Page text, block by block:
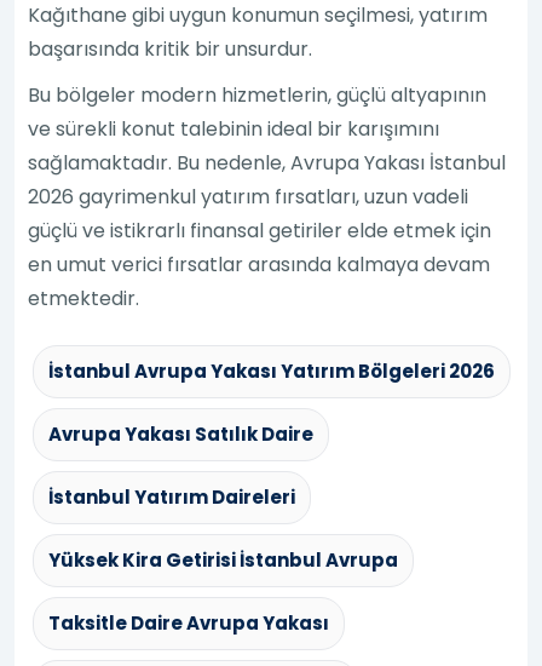
Kağıthane gibi uygun konumun seçilmesi, yatırım
başarısında kritik bir unsurdur.
Bu bölgeler modern hizmetlerin, güçlü altyapının
ve sürekli konut talebinin ideal bir karışımını
sağlamaktadır. Bu nedenle, Avrupa Yakası İstanbul
2026 gayrimenkul yatırım fırsatları, uzun vadeli
güçlü ve istikrarlı finansal getiriler elde etmek için
en umut verici fırsatlar arasında kalmaya devam
etmektedir.
İstanbul Avrupa Yakası Yatırım Bölgeleri 2026
Avrupa Yakası Satılık Daire
İstanbul Yatırım Daireleri
Yüksek Kira Getirisi İstanbul Avrupa
Taksitle Daire Avrupa Yakası